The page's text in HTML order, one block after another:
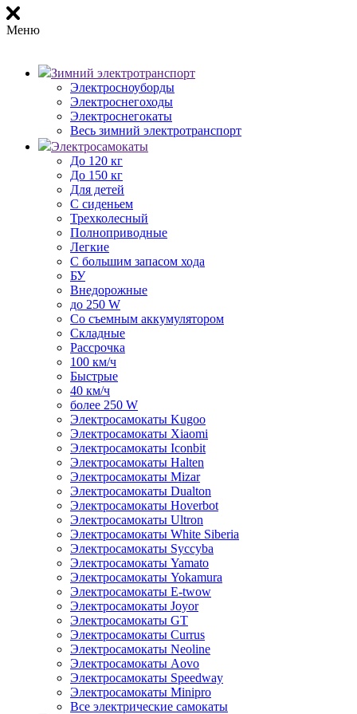
Меню
Зимний электротранспорт
Электросноуборды
Электроснегоходы
Электроснегокаты
Весь зимний электротранспорт
Электросамокаты
До 120 кг
До 150 кг
Для детей
С сиденьем
Трехколесный
Полноприводные
Легкие
С большим запасом хода
БУ
Внедорожные
до 250 W
Со съемным аккумулятором
Складные
Рассрочка
100 км/ч
Быстрые
40 км/ч
более 250 W
Электросамокаты Kugoo
Электросамокаты Xiaomi
Электросамокаты Iconbit
Электросамокаты Halten
Электросамокаты Mizar
Электросамокаты Dualton
Электросамокаты Hoverbot
Электросамокаты Ultron
Электросамокаты White Siberia
Электросамокаты Syccyba
Электросамокаты Yamato
Электросамокаты Yokamura
Электросамокаты E-twow
Электросамокаты Joyor
Электросамокаты GT
Электросамокаты Currus
Электросамокаты Neoline
Электросамокаты Aovo
Электросамокаты Speedway
Электросамокаты Minipro
Все электрические самокаты